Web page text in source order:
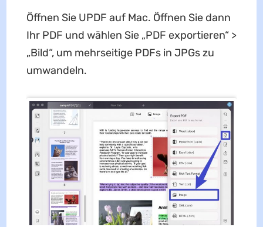
Öffnen Sie UPDF auf Mac. Öffnen Sie dann
Ihr PDF und wählen Sie „PDF exportieren“ >
„Bild“, um mehrseitige PDFs in JPGs zu
umwandeln.